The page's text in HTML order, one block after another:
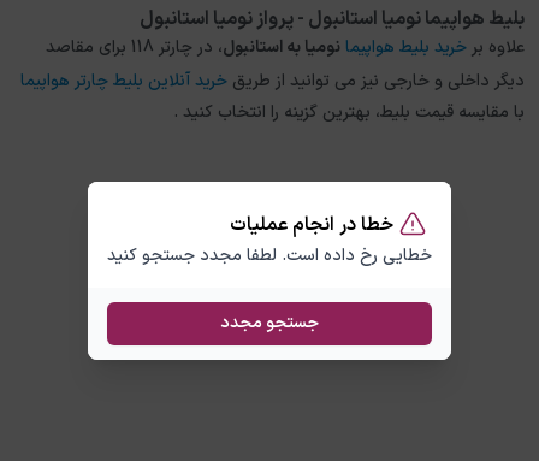
خطا در انجام عملیات
خطایی رخ داده است. لطفا مجدد جستجو کنید
جستجو مجدد
بلیط هواپیما نومیا استانبول - پرواز نومیا استانبول
علاوه بر خرید بلیط هواپیما نومیابهاستانبول
، در چارتر 118 برای مقاصد
دیگر داخلی و خارجی نیز می توانید از طریق خرید آنلاین بلیط چارتر هواپیما
با مقایسه قیمت بلیط، بهترین گزینه را انتخاب کنید .